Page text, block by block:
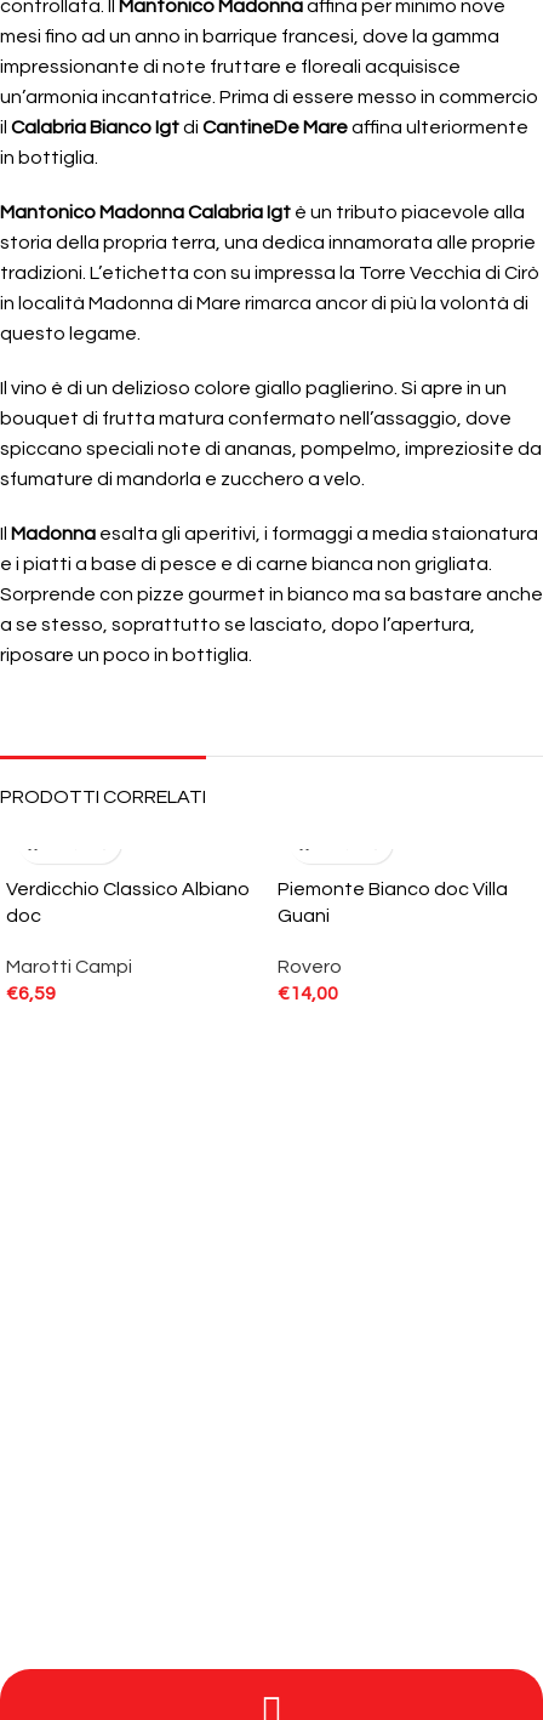
controllata. Il Mantonico Madonnaaffina per minimo nove
mesi fino ad un anno in barrique francesi, dove la gamma
impressionante di note fruttare e floreali acquisisce
un’armonia incantatrice. Prima di essere messo in commercio
il Calabria Bianco Igtdi CantineDe Mareaffina ulteriormente
in bottiglia.
Mantonico Madonna Calabria Igt è un tributo piacevole alla
storia della propria terra, una dedica innamorata alle proprie
tradizioni. L’etichetta con su impressa la Torre Vecchia di Cirò
in località Madonna di Mare rimarca ancor di più la volontà di
questo legame.
Il vino è di un delizioso colore giallo paglierino. Si apre in un
bouquet di frutta matura confermato nell’assaggio, dove
spiccano speciali note di ananas, pompelmo, impreziosite da
sfumature di mandorla e zucchero a velo.
Il Madonna esalta gli aperitivi, i formaggi a media staionatura
e i piatti a base di pesce e di carne bianca non grigliata.
Sorprende con pizze gourmet in bianco ma sa bastare anche
a se stesso, soprattutto se lasciato, dopo l’apertura,
riposare un poco in bottiglia.
PRODOTTI CORRELATI
Verdicchio Classico Albiano
doc
Marotti Campi
€6,59
Piemonte Bianco doc Villa
Guani
Rovero
€14,00